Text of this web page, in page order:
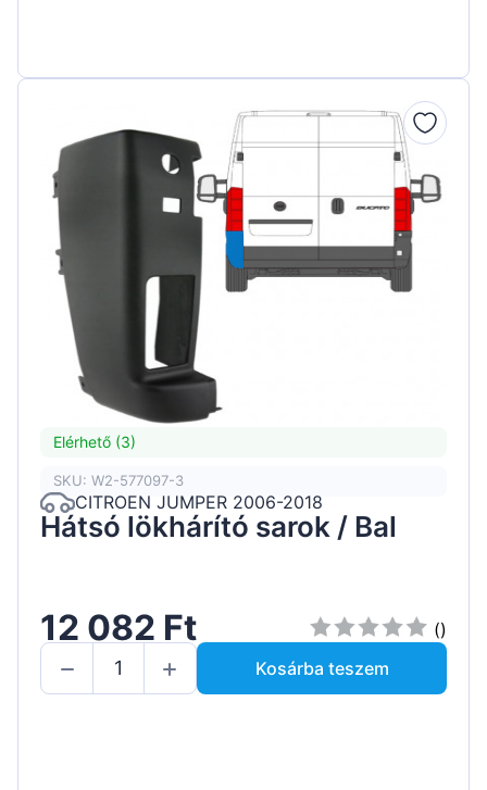
Elérhető (3)
SKU: W2-577097-3
CITROEN JUMPER 2006-2018
Hátsó lökhárító sarok / Bal
12 082 Ft
()
Kosárba teszem